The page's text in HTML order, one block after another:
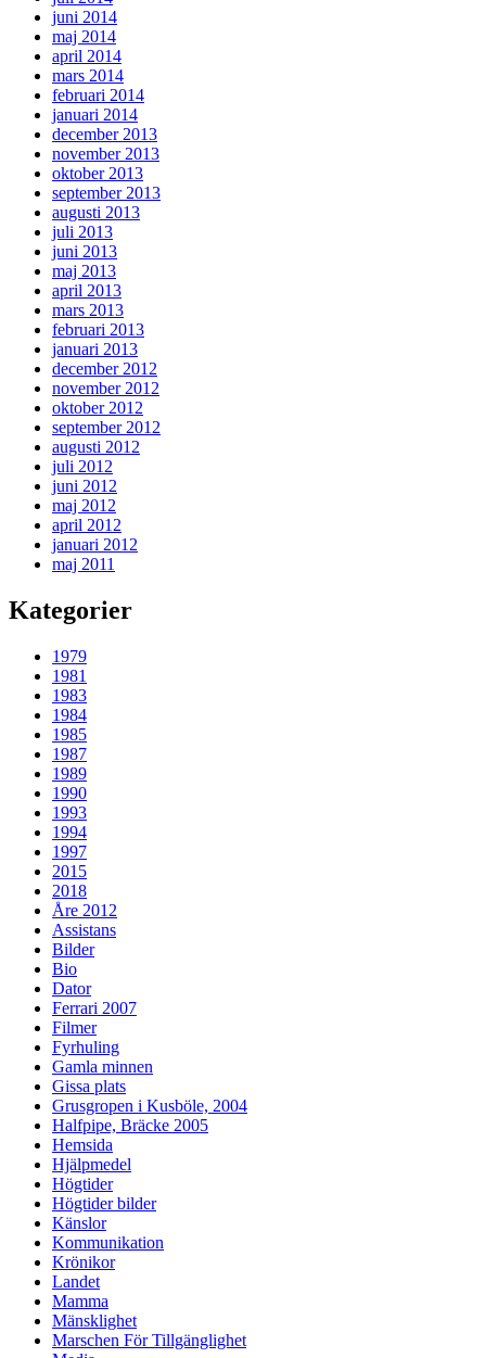
juni 2014
maj 2014
april 2014
mars 2014
februari 2014
januari 2014
december 2013
november 2013
oktober 2013
september 2013
augusti 2013
juli 2013
juni 2013
maj 2013
april 2013
mars 2013
februari 2013
januari 2013
december 2012
november 2012
oktober 2012
september 2012
augusti 2012
juli 2012
juni 2012
maj 2012
april 2012
januari 2012
maj 2011
Kategorier
1979
1981
1983
1984
1985
1987
1989
1990
1993
1994
1997
2015
2018
Åre 2012
Assistans
Bilder
Bio
Dator
Ferrari 2007
Filmer
Fyrhuling
Gamla minnen
Gissa plats
Grusgropen i Kusböle, 2004
Halfpipe, Bräcke 2005
Hemsida
Hjälpmedel
Högtider
Högtider bilder
Känslor
Kommunikation
Krönikor
Landet
Mamma
Mänsklighet
Marschen För Tillgänglighet